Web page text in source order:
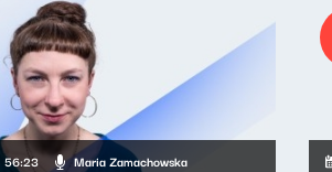
56:23 Maria Zamachowska